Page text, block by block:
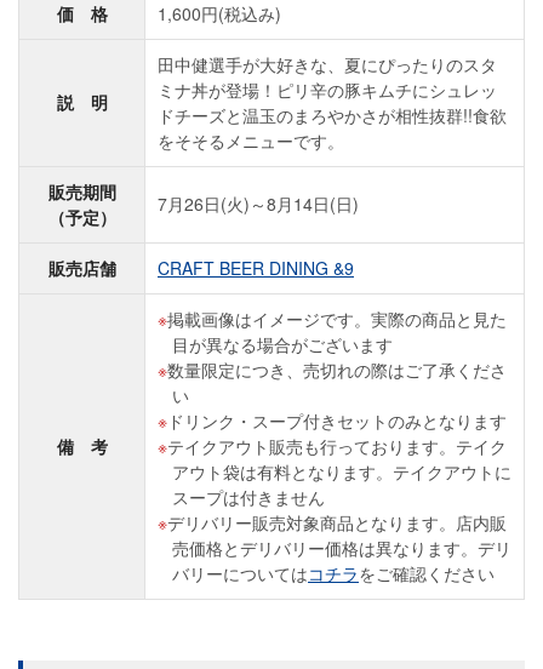
価 格 1,600円(税込み)
説 明
田中健選手が大好きな、夏にぴったりのスタ
ミナ丼が登場！ピリ辛の豚キムチにシュレッ
ドチーズと温玉のまろやかさが相性抜群!!食欲
をそそるメニューです。
販売期間
（予定）
7月26日(火)～8月14日(日)
販売店舗 CRAFT BEER DINING &9
備 考
掲載画像はイメージです。実際の商品と見た
目が異なる場合がございます
数量限定につき、売切れの際はご了承くださ
い
ドリンク・スープ付きセットのみとなります
テイクアウト販売も行っております。テイク
アウト袋は有料となります。テイクアウトに
スープは付きません
デリバリー販売対象商品となります。店内販
売価格とデリバリー価格は異なります。デリ
バリーについてはコチラをご確認ください